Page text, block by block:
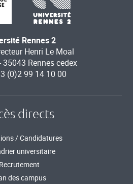
Rennes 2
Henri Le Moal
35043 Rennes cedex
(0)2 99 14 10 00
directs
/ Candidatures
universitaire
Recrutement
des campus